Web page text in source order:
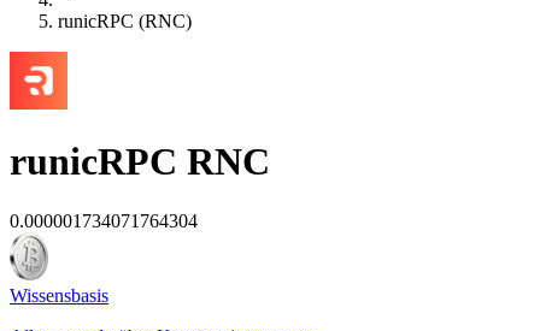
runicRPC (RNC)
runicRPC RNC
0.000001734071764304
Wissensbasis